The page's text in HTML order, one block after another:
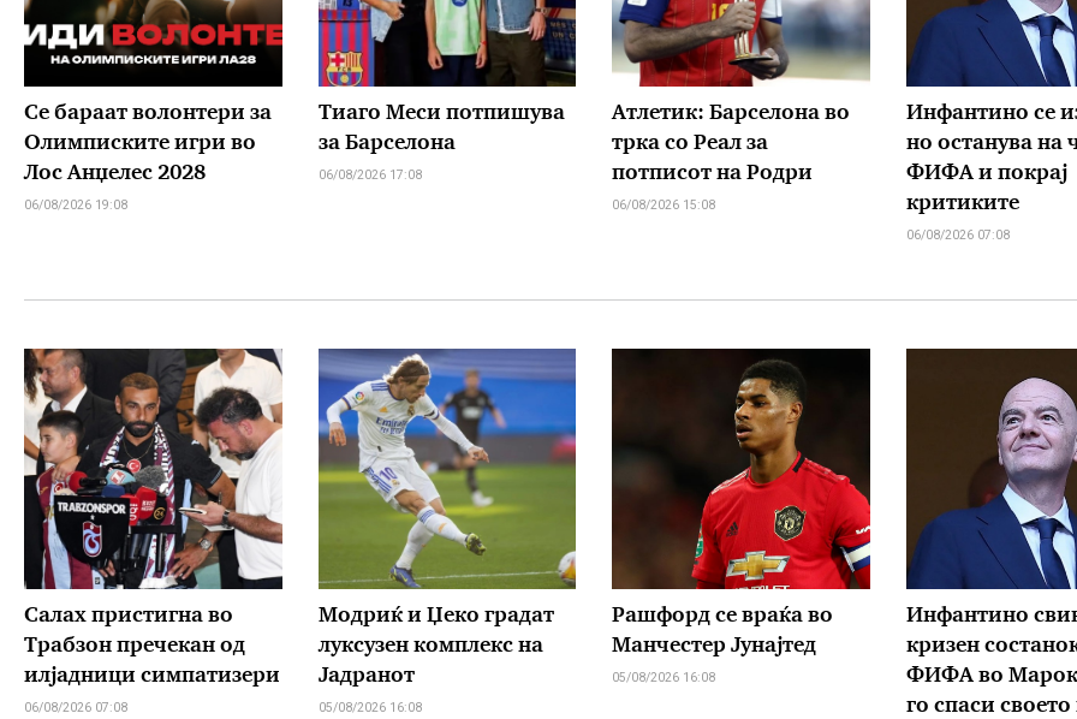
Се бараат волонтери за
Олимписките игри во
Лос Анџелес 2028
06/08/2026 19:08
Тиаго Меси потпишува
за Барселона
06/08/2026 17:08
Атлетик: Барселона во
трка со Реал за
потписот на Родри
06/08/2026 15:08
Инфантино се
но останува на
ФИФА и покрај
критиките
06/08/2026 07:08
Салах пристигна во
Трабзон пречекан од
илјадници симпатизери
06/08/2026 07:08
Модриќ и Џеко градат
луксузен комплекс на
Јадранот
05/08/2026 16:08
Рашфорд се враќа во
Манчестер Јунајтед
05/08/2026 16:08
Инфантино
кризен
ФИФА во
го спаси своето